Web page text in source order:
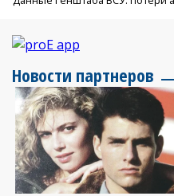
Новости партнеров